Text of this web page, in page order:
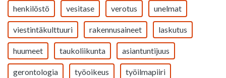
henkilöstö vesitase verotus unelmat
viestintäkulttuuri rakennusaineet laskutus
huumeet taukoliikunta asiantuntijuus
gerontologia työoikeus työilmapiiri